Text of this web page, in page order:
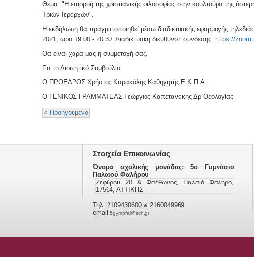
Θέμα: "Η επιρροή της χριστιανικής φιλοσοφίας στην κουλτούρα της
Τριών Ιεραρχών".
Η εκδήλωση θα πραγματοποιηθεί μέσω διαδικτυακής εφαρμογής
2021, ώρα 19:00 - 20:30. Διαδικτυακή διεύθυνση σύνδεσης: https://
Θα είναι χαρά μας η συμμετοχή σας.
Για το Διοικητικό Συμβούλιο
Ο ΠΡΟΕΔΡΟΣ Χρήστος Καρακόλης Καθηγητής Ε.Κ.Π.Α.
Ο ΓΕΝΙΚΟΣ ΓΡΑΜΜΑΤΕΑΣ Γεώργιος Καπετανάκης Δρ Θεολογίας
< Προηγούμενο
Στοιχεία Επικοινωνίας
Όνομα σχολικής μονάδας: 5ο Γυμνάσιο
Παλαιού Φαλήρου
Ζεφύρου 20 & Φαέθωνος, Παλαιό Φάληρο,
17564, ΑΤΤΙΚΗΣ
Τηλ: 2109430600 & 2160049969
email:5gympfal@sch.gr